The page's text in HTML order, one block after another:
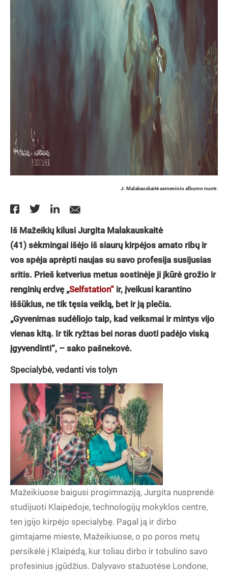
J. Malakauskaitė asmeninio albumo nuotr.
Iš Mažeikių kilusi Jurgita Malakauskaitė
(41) sėkmingai išėjo iš siaurų kirpėjos amato ribų ir
vos spėja aprėpti naujas su savo profesija susijusias
sritis. Prieš ketverius metus sostinėje ji įkūrė grožio ir
renginių erdvę „Selfstation“ ir, įveikusi karantino
iššūkius, ne tik tęsia veiklą, bet ir ją plečia.
„Gyvenimas sudėliojo taip, kad veiksmai ir mintys vijo
vienas kitą. Ir tik ryžtas bei noras duoti padėjo viską
įgyvendinti“, – sako pašnekovė.
Specialybė, vedanti vis tolyn
Mažeikiuose baigusi progimnaziją, Jurgita nusprendė
studijuoti Klaipėdoje, technologijų mokyklos centre,
ten įgijo kirpėjo specialybę. Pagal ją ir dirbo
gimtajame mieste, Mažeikiuose, o po poros metų
persikėlė į Klaipėdą, kur toliau dirbo ir tobulino savo
profesinius įgūdžius. Dalyvavo stažuotėse Londone,